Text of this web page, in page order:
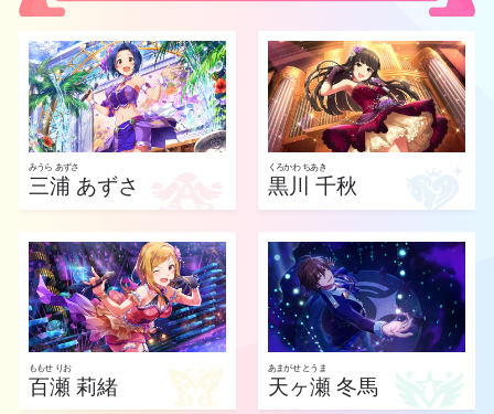
みうら あずさ
三浦 あずさ
くろかわ ちあき
黒川 千秋
ももせ りお
百瀬 莉緒
あまがせ とうま
天ヶ瀬 冬馬